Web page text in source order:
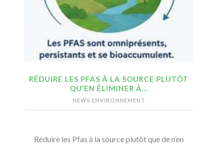
RÉDUIRE LES PFAS À LA SOURCE PLUTÔT
QU’EN ÉLIMINER À…
NEWS ENVIRONNEMENT
Réduire les Pfas à la source plutôt que de n’en